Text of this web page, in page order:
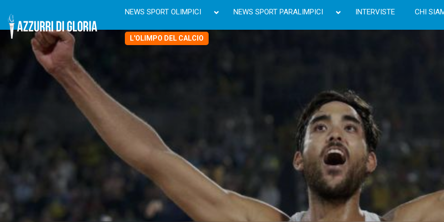
NEWS SPORT OLIMPICI NEWS SPORT PARALIMPICI INTERVISTE CHI
L'OLIMPO DEL CALCIO